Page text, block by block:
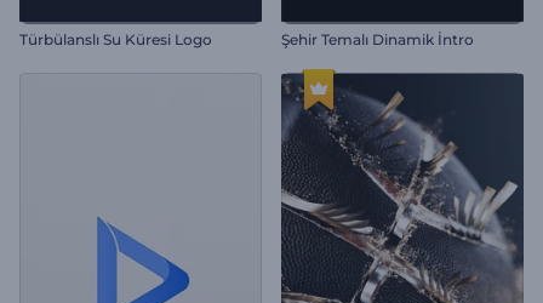
Türbülanslı Su Küresi Logo Şehir Temalı Dinamik İntro